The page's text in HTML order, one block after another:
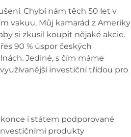
Chybí nám těch 50 let v
vakuu. Můj kamarád z Ameriky
si zkusil koupit nějaké akcie.
90 % úspor českých
Jediné, s čím máme
investiční třídou pro
i státem podporované
produkty